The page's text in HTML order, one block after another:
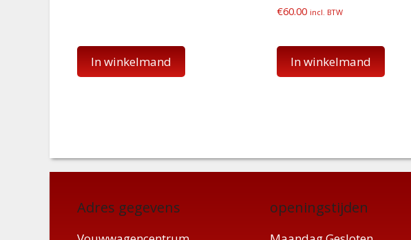
In winkelmand
€60.00 incl. BTW
In winkelmand
Adres gegevens openingstijden